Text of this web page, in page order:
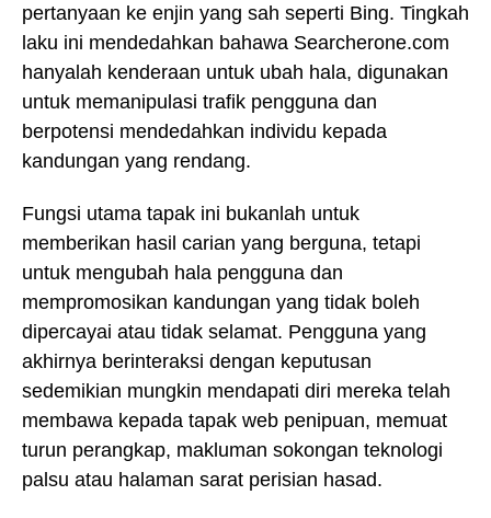
pertanyaan ke enjin yang sah seperti Bing. Tingkah
laku ini mendedahkan bahawa Searcherone.com
hanyalah kenderaan untuk ubah hala, digunakan
untuk memanipulasi trafik pengguna dan
berpotensi mendedahkan individu kepada
kandungan yang rendang.
Fungsi utama tapak ini bukanlah untuk
memberikan hasil carian yang berguna, tetapi
untuk mengubah hala pengguna dan
mempromosikan kandungan yang tidak boleh
dipercayai atau tidak selamat. Pengguna yang
akhirnya berinteraksi dengan keputusan
sedemikian mungkin mendapati diri mereka telah
membawa kepada tapak web penipuan, memuat
turun perangkap, makluman sokongan teknologi
palsu atau halaman sarat perisian hasad.